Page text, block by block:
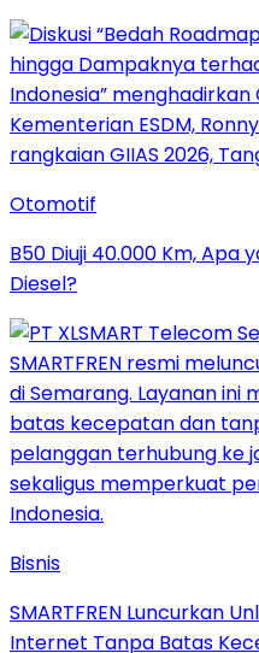
Otomotif
B50 Diuji 40.000 Km, Apa
Diesel?
Bisnis
SMARTFREN Luncurkan
Internet Tanpa Batas